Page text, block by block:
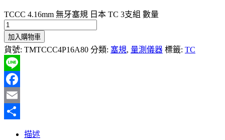
TCCC 4.16mm 無牙塞規 日本 TC 3支組 數量
加入購物車
貨號: TMTCCC4P16A80 分類: 塞規, 量測儀器 標籤: TC
Line
Facebook
Email
描述